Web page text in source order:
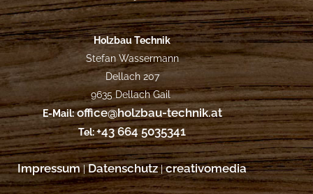
Holzbau Technik
Stefan Wassermann
Dellach 207
9635 Dellach Gail
E-Mail:office@holzbau-technik.at
Tel:+43 664 5035341
Impressum|Datenschutz|creativomedia